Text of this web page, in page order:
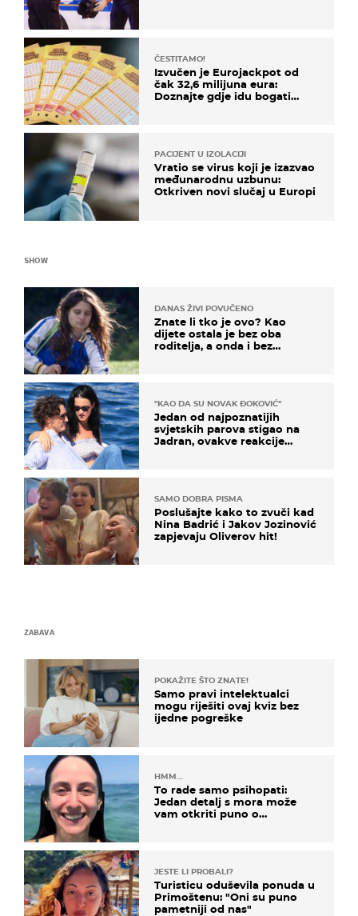
ČESTITAMO!
Izvučen je Eurojackpot od
čak 32,6 milijuna eura:
Doznajte gdje idu bogati
PACIJENT U IZOLACIJI
Vratio se virus koji je izazvao
međunarodnu uzbunu:
Otkriven novi slučaj u Europi
SHOW
DANAS ŽIVI POVUČENO
Znate li tko je ovo? Kao
dijete ostala je bez oba
roditelja, a onda i bez
"KAO DA SU NOVAK ĐOKOVIĆ"
Jedan od najpoznatijih
svjetskih parova stigao na
Jadran, ovakve reakcije
SAMO DOBRA PISMA
Poslušajte kako to zvuči kad
Nina Badrić i Jakov Jozinović
zapjevaju Oliverov hit!
ZABAVA
POKAŽITE ŠTO ZNATE!
Samo pravi intelektualci
mogu riješiti ovaj kviz bez
ijedne pogreške
HMM…
To rade samo psihopati:
Jedan detalj s mora može
vam otkriti puno o
JESTE LI PROBALI?
Turisticu oduševila ponuda u
Primoštenu: "Oni su puno
pametniji od nas"